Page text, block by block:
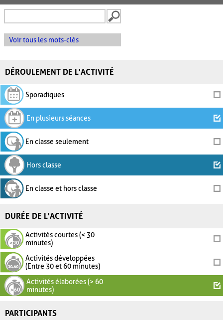
Voir tous les mots-clés
DÉROULEMENT DE L'ACTIVITÉ
Sporadiques
En plusieurs séances
En classe seulement
Hors classe
En classe et hors classe
DURÉE DE L'ACTIVITÉ
Activités courtes (< 30
minutes)
Activités développées
(Entre 30 et 60 minutes)
Activités élaborées (> 60
minutes)
PARTICIPANTS